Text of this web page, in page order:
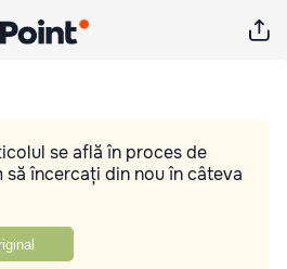
se află în proces de
să încercați din nou în câteva